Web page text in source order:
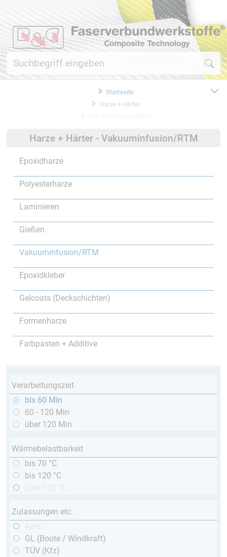
Startseite
Harze + Härter
Vakuuminfusion/RTM
Harze + Härter - Vakuuminfusion/RTM
Epoxidharze
Polyesterharze
Laminieren
Gießen
Vakuuminfusion/RTM
Epoxidkleber
Gelcoats (Deckschichten)
Formenharze
Farbpasten + Additive
Verarbeitungszeit
bis 60 Min
60 - 120 Min
über 120 Min
Wärmebelastbarkeit
bis 70 °C
bis 120 °C
Zulassungen etc.
GL (Boote / Windkraft)
TÜV (Kfz)